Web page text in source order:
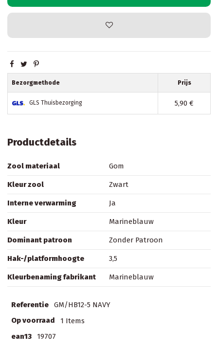
Bezorgmethode Prijs
GLS Thuisbezorging 5,90 €
Productdetails
Zool materiaal Gom
Kleur zool Zwart
Interne verwarming Ja
Kleur Marineblauw
Dominant patroon Zonder Patroon
Hak-/platformhoogte 3,5
Kleurbenaming fabrikant Marineblauw
Referentie
GM/HB12-5 NAVY
Op voorraad
1 Items
ean13
19707